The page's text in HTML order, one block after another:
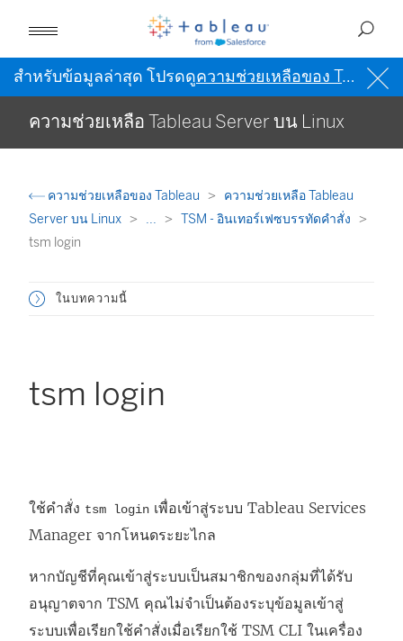
สำหรับข้อมูลล่าสุด โปรดดูความช่วยเหลือของ Tableau เป็นภาษาอังกฤษ (สหรัฐอเมริกา)
ความช่วยเหลือ Tableau Server บน Linux
ความช่วยเหลือของ Tableau
ความช่วยเหลือ Tableau
Server บน Linux
...
TSM - อินเทอร์เฟซบรรทัดคำสั่ง
tsm login
ในบทความนี้
tsm login
ใช้คำสั่ง tsm login เพื่อเข้าสู่ระบบ Tableau Services
Manager จากโหนดระยะไกล
หากบัญชีที่คุณเข้าสู่ระบบเป็นสมาชิกของกลุ่มที่ได้รับ
อนุญาตจาก TSM คุณไม่จำเป็นต้องระบุข้อมูลเข้าสู่
ระบบเพื่อเรียกใช้คำสั่งเมื่อเรียกใช้ TSM CLI ในเครื่อง